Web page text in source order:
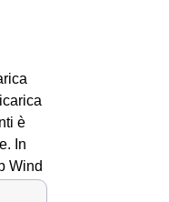
è
In
Wind